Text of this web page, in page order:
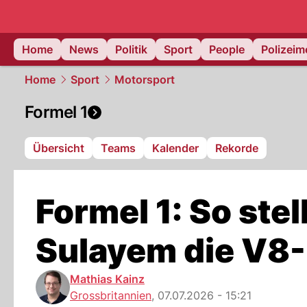
Home News Politik Sport People
Home Sport Motorsport
Formel 1
Übersicht Teams Kalender Rekorde
Formel 1: So
Sulayem die
Mathias Kainz
Grossbritannien, 07.07.2026 - 15:21